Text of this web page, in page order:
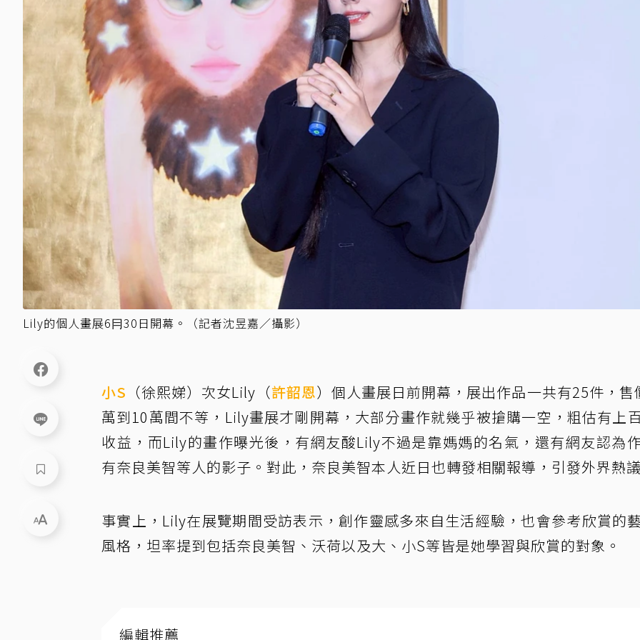
Lily的個人畫展6冃30日開幕。（記者沈昱嘉／攝影）
小S （徐熙娣）次女Lily（許韶恩）個人畫展日前開幕，展出作品一共有25件，售
萬到10萬間不等，Lily畫展才剛開幕，大部分畫作就幾乎被搶購一空，粗估有上
收益，而Lily的畫作曝光後，有網友酸Lily不過是靠媽媽的名氣，還有網友認為
有奈良美智等人的影子。對此，奈良美智本人近日也轉發相關報導，引發外界熱議
事實上，Lily在展覽期間受訪表示，創作靈感多來自生活經驗，也會參考欣賞的
風格，坦率提到包括奈良美智、沃荷以及大、小S等皆是她學習與欣賞的對象。
編輯推薦